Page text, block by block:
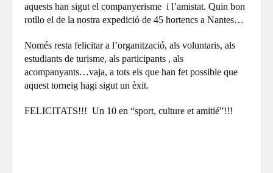
aquests han sigut el companyerisme i l’amistat. Quin bon
rotllo el de la nostra expedició de 45 hortencs a Nantes…
Només resta felicitar a l’organització, als voluntaris, als
estudiants de turisme, als participants , als
acompanyants…vaja, a tots els que han fet possible que
aquest torneig hagi sigut un èxit.
FELICITATS!!! Un 10 en “sport, culture et amitié”!!!